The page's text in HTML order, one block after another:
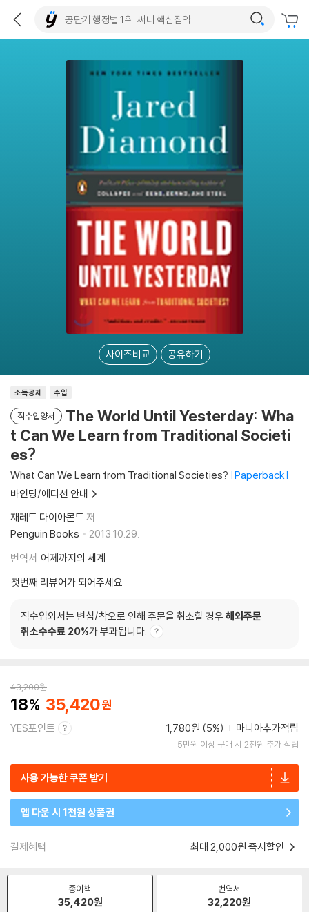
사이즈비교 공유하기
소득공제 수입
직수입양서
The World Until Yesterday: Wha
t Can We Learn from Traditional Societi
es?
What Can We Learn from Traditional Societies? Paperback
바인딩/에디션 안내
재레드 다이아몬드 저
Penguin Books
2013.10.29.
번역서 어제까지의 세계
첫번째 리뷰어가 되어주세요
직수입외서는 변심/착오로 인해 주문을 취소할 경우 해외주문
취소수수료 20%가 부과됩니다.
43,200원
18 35,420
YES포인트 1,780원 (5%) 마니아추가적립
5만원 이상 구매 시 2천원 추가 적립
사용 가능한 쿠폰 받기
앱 다운 시 1천원 상품권
결제혜택 최대 2,000원 즉시할인
종이책
35,420원
번역서
32,220원